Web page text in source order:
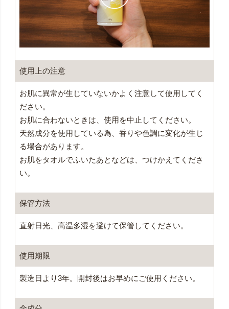
使用上の注意
お肌に異常が生じていないかよく注意して使用してく
ださい。
お肌に合わないときは、使用を中止してください。
天然成分を使用している為、香りや色調に変化が生じ
る場合があります。
お肌をタオルでふいたあとなどは、つけかえてくださ
い。
保管方法
直射日光、高温多湿を避けて保管してください。
使用期限
製造日より3年。開封後はお早めにご使用ください。